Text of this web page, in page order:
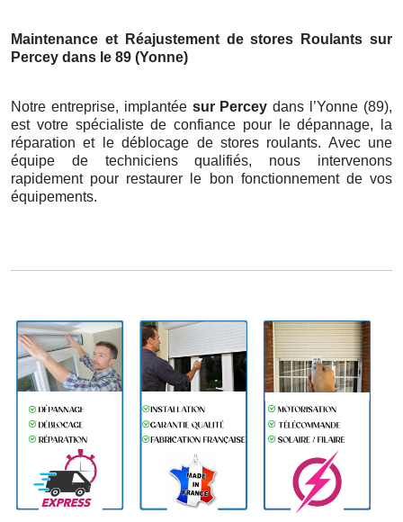
Maintenance et Réajustement de stores Roulants sur
Percey dans le 89 (Yonne)
Notre entreprise, implantée sur Perceydans l’Yonne (89),
est votre spécialiste de confiance pour le dépannage, la
réparation et le déblocage de stores roulants. Avec une
équipe de techniciens qualifiés, nous intervenons
rapidement pour restaurer le bon fonctionnement de vos
équipements.